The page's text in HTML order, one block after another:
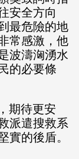
安全方向
最危險的地
常感激，他
波濤洶湧水
的必要條
期待更安
派遣搜救系
實的後盾。